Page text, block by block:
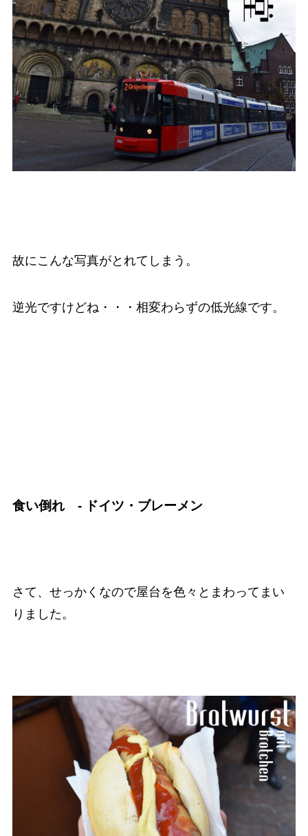
故にこんな写真がとれてしまう。
逆光ですけどね・・・相変わらずの低光線です。
食い倒れ - ドイツ・ブレーメン
さて、せっかくなので屋台を色々とまわってまい
りました。